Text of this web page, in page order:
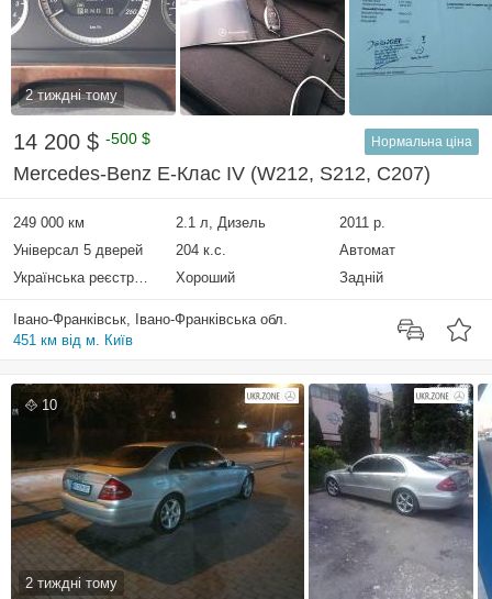
2 тиждні тому
14 200 $ -500 $ Нормальна ціна
Mercedes-Benz E-Клас IV (W212, S212, C207)
249 000 км 2.1 л, Дизель
2011 р.
Універсал 5 дверей
204 к.с.
Автомат
Українська реєстрація
Хороший Задній
Івано-Франківськ, Івано-Франківська обл.
451 км від м. Київ
10
2 тиждні тому